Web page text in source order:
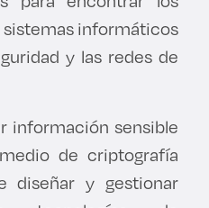
informáticos
y las redes de
información sensible
de criptografía
diseñar y gestionar